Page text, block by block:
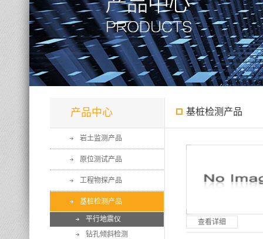
产品中心
岩土监测产品
原位测试产品
工程物探产品
基桩检测产品
平行地震仪
钻孔倾斜检测
基桩检测产品
查看详细